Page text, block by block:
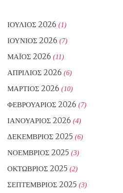
ΙΟΎΛΙΟΣ 2026 (1)
ΙΟΎΝΙΟΣ 2026 (7)
ΜΆΙΟΣ 2026 (11)
ΑΠΡΊΛΙΟΣ 2026 (6)
ΜΆΡΤΙΟΣ 2026 (10)
ΦΕΒΡΟΥΆΡΙΟΣ 2026 (7)
ΙΑΝΟΥΆΡΙΟΣ 2026 (4)
ΔΕΚΈΜΒΡΙΟΣ 2025 (6)
ΝΟΈΜΒΡΙΟΣ 2025 (3)
ΟΚΤΏΒΡΙΟΣ 2025 (2)
ΣΕΠΤΈΜΒΡΙΟΣ 2025 (3)